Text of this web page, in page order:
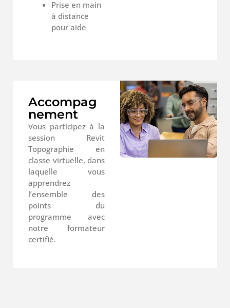
Prise en main
à distance
pour aide
Accompag
nement
Vous participez à la
session Revit
Topographie en
classe virtuelle, dans
laquelle vous
apprendrez
l’ensemble des
points du
programme avec
notre formateur
certifié.